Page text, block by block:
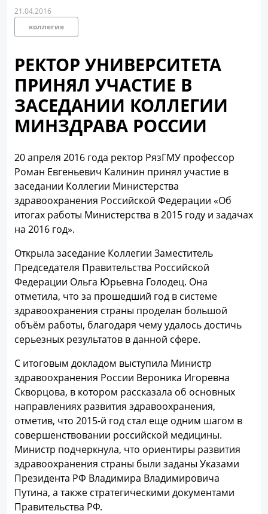
21.04.2016
коллегия
РЕКТОР УНИВЕРСИТЕТА
ПРИНЯЛ УЧАСТИЕ В
ЗАСЕДАНИИ КОЛЛЕГИИ
МИНЗДРАВА РОССИИ
20 апреля 2016 года ректор РязГМУ профессор
Роман Евгеньевич Калинин принял участие в
заседании Коллегии Министерства
здравоохранения Российской Федерации «Об
итогах работы Министерства в 2015 году и задачах
на 2016 год».
Открыла заседание Коллегии Заместитель
Председателя Правительства Российской
Федерации Ольга Юрьевна Голодец. Она
отметила, что за прошедший год в системе
здравоохранения страны проделан большой
объём работы, благодаря чему удалось достичь
серьезных результатов в данной сфере.
С итоговым докладом выступила Министр
здравоохранения России Вероника Игоревна
Скворцова, в котором рассказала об основных
направлениях развития здравоохранения,
отметив, что 2015-й год стал еще одним шагом в
совершенствовании российской медицины.
Министр подчеркнула, что ориентиры развития
здравоохранения страны были заданы Указами
Президента РФ Владимира Владимировича
Путина, а также стратегическими документами
Правительства РФ.